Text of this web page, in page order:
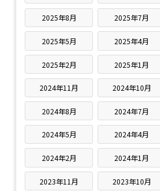
2025年8月 2025年7月
2025年5月 2025年4月
2025年2月 2025年1月
2024年11月 2024年10月
2024年8月 2024年7月
2024年5月 2024年4月
2024年2月 2024年1月
2023年11月 2023年10月